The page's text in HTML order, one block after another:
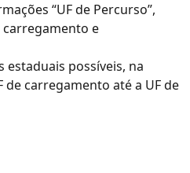
“UF de Percurso”,
carregamento e
estaduais possíveis, na
carregamento até a UF de